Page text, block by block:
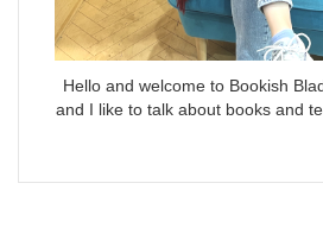
Hello and welcome to Bookish
and I like to talk about books and